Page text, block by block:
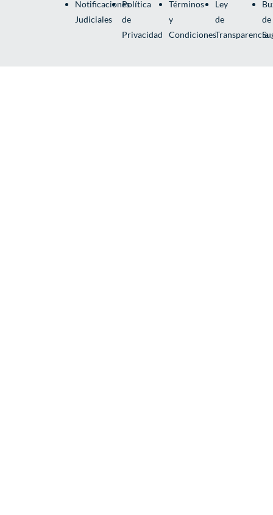
Notificaciones
Judiciales
Política
de
Privacidad
Términos
y
Condiciones
Ley
de
Transparencia
de